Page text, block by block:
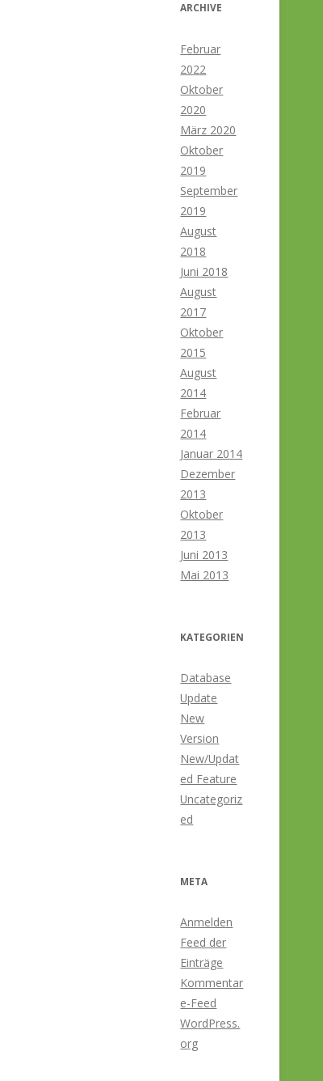
ARCHIVE
Februar
2022
Oktober
2020
März 2020
Oktober
2019
September
2019
August
2018
Juni 2018
August
2017
Oktober
2015
August
2014
Februar
2014
Januar 2014
Dezember
2013
Oktober
2013
Juni 2013
Mai 2013
KATEGORIEN
Database
Update
New
Version
New/Updat
ed Feature
Uncategoriz
ed
META
Anmelden
Feed der
Einträge
Kommentar
e-Feed
WordPress.
org